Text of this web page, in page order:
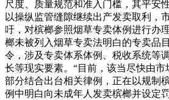
尺度、质量规范和准入门槛，其平安
以操纵监管缝隙继续出产发卖取利，
吁，对槟榔参照烟草专卖体例进行办
榔未被列入烟草专卖法明白的专卖品
令，涉及专卖体系体例、税收系统等
长等现实要素。“目前，该当尽快由
部分结合出台相关律例，正在以规制
例中明白向未成年人发卖槟榔并设定